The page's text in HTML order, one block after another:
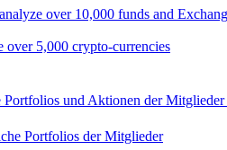
over 10,000 funds and
over 5,000 crypto-currencies
Portfolios und Aktionen der
Portfolios der Mitglieder